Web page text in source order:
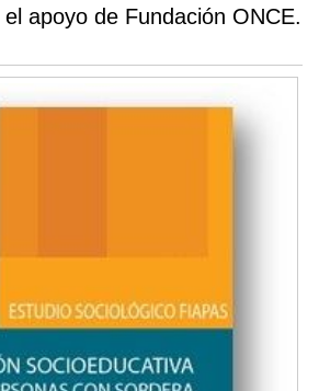
apoyo de Fundación ONCE.